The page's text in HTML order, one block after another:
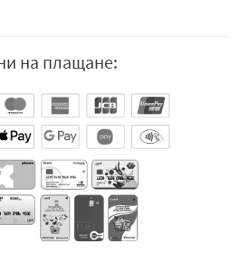
на плащане: